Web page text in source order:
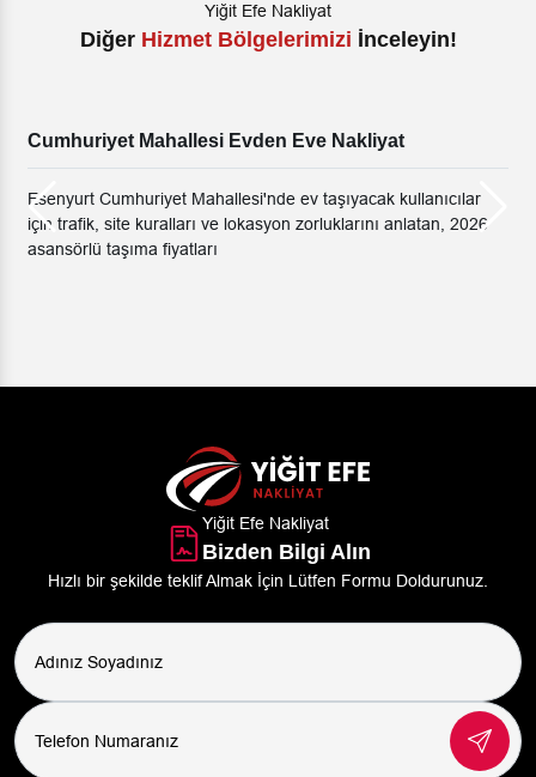
Yiğit Efe Nakliyat
Diğer Hizmet Bölgelerimizi İnceleyin!
2026
Esenkent Evden Eve Nakliyat
Esenkent bölgesinde ev taşıma rehberi; planlama,
taşıma sistemleri, komşu ilçe transferleri ve doğru
firması seçimi kriterleri
Yiğit Efe Nakliyat
Bizden Bilgi Alın
Hızlı bir şekilde teklif Almak İçin Lütfen Formu Doldurunuz.